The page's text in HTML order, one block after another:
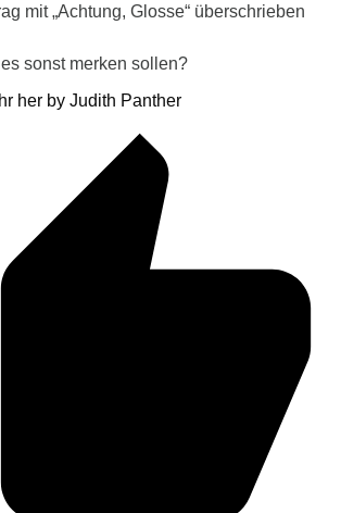
mit „Achtung, Glosse“ überschrieben
sonst merken sollen?
her by Judith Panther